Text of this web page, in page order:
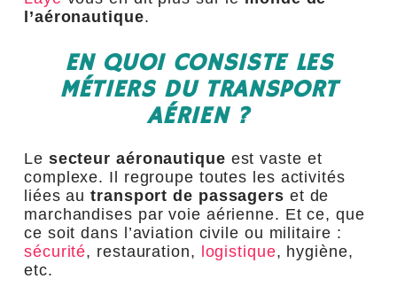
l’aéronautique.
EN QUOI CONSISTE LES
MÉTIERS DU TRANSPORT
AÉRIEN ?
Le secteur aéronautique est vaste et
complexe. Il regroupe toutes les activités
liées autransport de passagers et de
marchandises par voie aérienne. Et ce, que
ce soit dans l’aviation civile ou militaire :
sécurité, restauration, logistique, hygiène,
etc.